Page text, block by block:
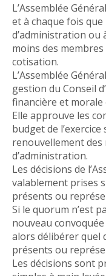
L’Assemblée
et à chaque fois
d’administration ou
moins des
cotisation.
L’Assemblée
gestion du Conseil
financière et morale
Elle approuve les
budget de
renouvellement des
d’administration.
Les décisions de
valablement prises
présents ou
Si le quorum n’est
nouveau
alors délibérer quel
présents ou
Les décisions sont